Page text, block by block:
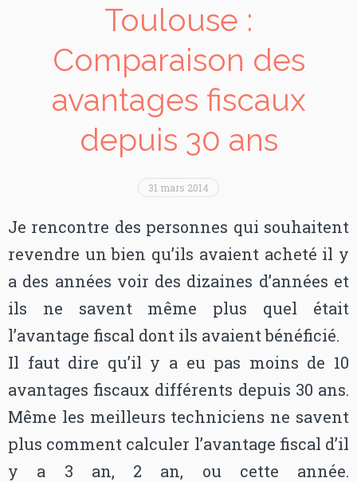
Toulouse :
Comparaison des
avantages fiscaux
depuis 30 ans
31 mars 2014
Je rencontre des personnes qui souhaitent
revendre un bien qu’ils avaient acheté il y
a des années voir des dizaines d’années et
ils ne savent même plus quel était
l’avantage fiscal dont ils avaient bénéficié.
Il faut dire qu’il y a eu pas moins de 10
avantages fiscaux différents depuis 30 ans.
Même les meilleurs techniciens ne savent
plus comment calculer l’avantage fiscal d’il
y a 3 an, 2 an, ou cette année.